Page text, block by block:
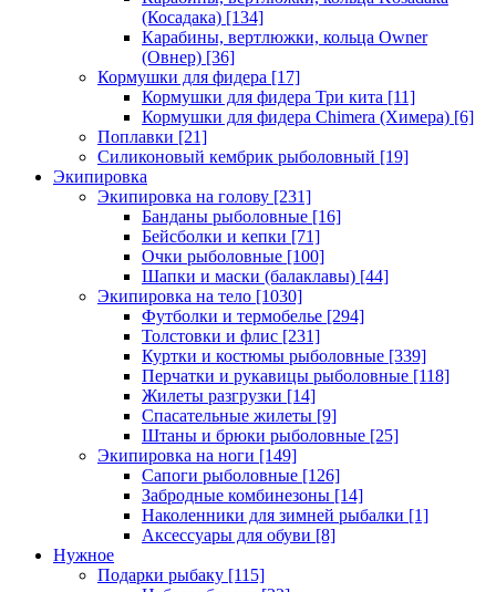
(Косадака) [134]
Карабины, вертлюжки, кольца Owner
(Овнер) [36]
Кормушки для фидера [17]
Кормушки для фидера Три кита [11]
Кормушки для фидера Chimera (Химера) [6]
Поплавки [21]
Силиконовый кембрик рыболовный [19]
Экипировка
Экипировка на голову [231]
Банданы рыболовные [16]
Бейсболки и кепки [71]
Очки рыболовные [100]
Шапки и маски (балаклавы) [44]
Экипировка на тело [1030]
Футболки и термобелье [294]
Толстовки и флис [231]
Куртки и костюмы рыболовные [339]
Перчатки и рукавицы рыболовные [118]
Жилеты разгрузки [14]
Спасательные жилеты [9]
Штаны и брюки рыболовные [25]
Экипировка на ноги [149]
Сапоги рыболовные [126]
Забродные комбинезоны [14]
Наколенники для зимней рыбалки [1]
Аксессуары для обуви [8]
Нужное
Подарки рыбаку [115]